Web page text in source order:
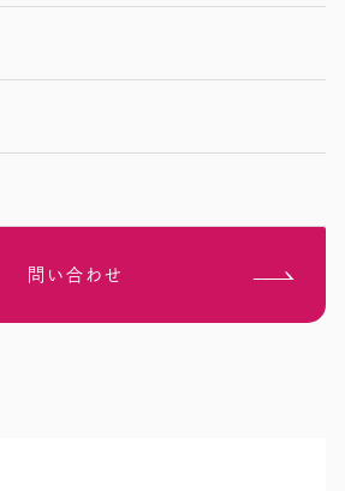
問い合わせ